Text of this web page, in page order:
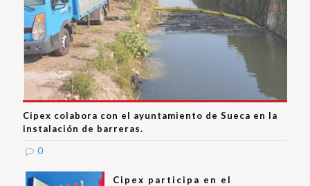
Cipex colabora con el ayuntamiento de Sueca en la
instalación de barreras.
0
Cipex participa en el